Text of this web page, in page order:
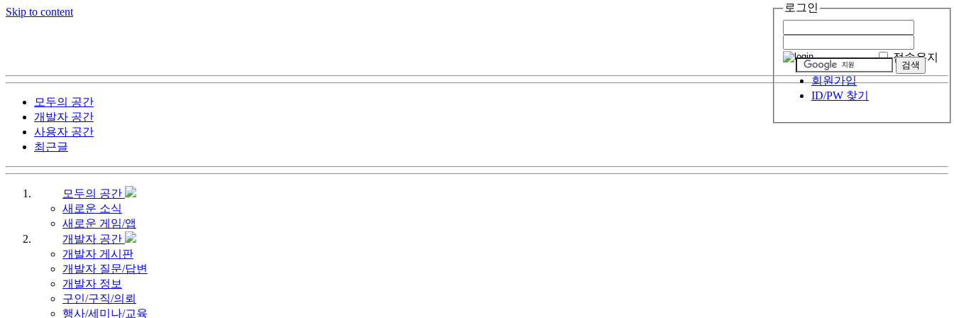
Skip to content
모두의 공간
개발자 공간
사용자 공간
최근글
로그인
접속유지
회원가입
ID/PW 찾기
모두의 공간
새로운 소식
새로운 게임/앱
개발자 공간
개발자 게시판
개발자 질문/답변
개발자 정보
구인/구직/의뢰
행사/세미나/교육